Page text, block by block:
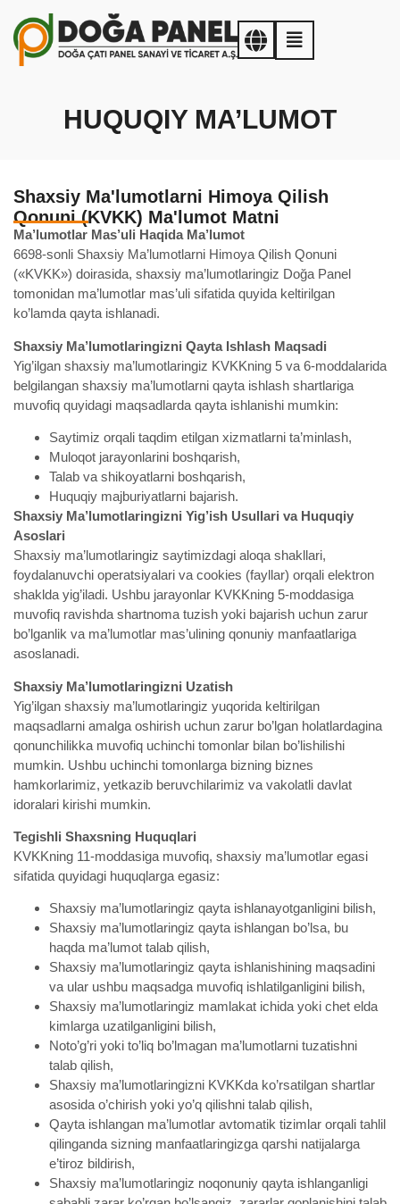
HUQUQIY MA’LUMOT
Shaxsiy Ma'lumotlarni Himoya Qilish
Qonuni (KVKK) Ma'lumot Matni
Ma’lumotlar Mas’uli Haqida Ma’lumot
6698-sonli Shaxsiy Ma’lumotlarni Himoya Qilish Qonuni
(«KVKK») doirasida, shaxsiy ma’lumotlaringiz Doğa Panel
tomonidan ma’lumotlar mas’uli sifatida quyida keltirilgan
ko’lamda qayta ishlanadi.
Shaxsiy Ma’lumotlaringizni Qayta Ishlash Maqsadi
Yig’ilgan shaxsiy ma’lumotlaringiz KVKKning 5 va 6-moddalarida
belgilangan shaxsiy ma’lumotlarni qayta ishlash shartlariga
muvofiq quyidagi maqsadlarda qayta ishlanishi mumkin:
Saytimiz orqali taqdim etilgan xizmatlarni ta’minlash,
Muloqot jarayonlarini boshqarish,
Talab va shikoyatlarni boshqarish,
Huquqiy majburiyatlarni bajarish.
Shaxsiy Ma’lumotlaringizni Yig’ish Usullari va Huquqiy
Asoslari
Shaxsiy ma’lumotlaringiz saytimizdagi aloqa shakllari,
foydalanuvchi operatsiyalari va cookies (fayllar) orqali elektron
shaklda yig’iladi. Ushbu jarayonlar KVKKning 5-moddasiga
muvofiq ravishda shartnoma tuzish yoki bajarish uchun zarur
bo’lganlik va ma’lumotlar mas’ulining qonuniy manfaatlariga
asoslanadi.
Shaxsiy Ma’lumotlaringizni Uzatish
Yig’ilgan shaxsiy ma’lumotlaringiz yuqorida keltirilgan
maqsadlarni amalga oshirish uchun zarur bo’lgan holatlardagina
qonunchilikka muvofiq uchinchi tomonlar bilan bo’lishilishi
mumkin. Ushbu uchinchi tomonlarga bizning biznes
hamkorlarimiz, yetkazib beruvchilarimiz va vakolatli davlat
idoralari kirishi mumkin.
Tegishli Shaxsning Huquqlari
KVKKning 11-moddasiga muvofiq, shaxsiy ma’lumotlar egasi
sifatida quyidagi huquqlarga egasiz:
Shaxsiy ma’lumotlaringiz qayta ishlanayotganligini bilish,
Shaxsiy ma’lumotlaringiz qayta ishlangan bo’lsa, bu
haqda ma’lumot talab qilish,
Shaxsiy ma’lumotlaringiz qayta ishlanishining maqsadini
va ular ushbu maqsadga muvofiq ishlatilganligini bilish,
Shaxsiy ma’lumotlaringiz mamlakat ichida yoki chet elda
kimlarga uzatilganligini bilish,
Noto’g’ri yoki to’liq bo’lmagan ma’lumotlarni tuzatishni
talab qilish,
Shaxsiy ma’lumotlaringizni KVKKda ko’rsatilgan shartlar
asosida o’chirish yoki yo’q qilishni talab qilish,
Qayta ishlangan ma’lumotlar avtomatik tizimlar orqali tahlil
qilinganda sizning manfaatlaringizga qarshi natijalarga
e’tiroz bildirish,
Shaxsiy ma’lumotlaringiz noqonuniy qayta ishlanganligi